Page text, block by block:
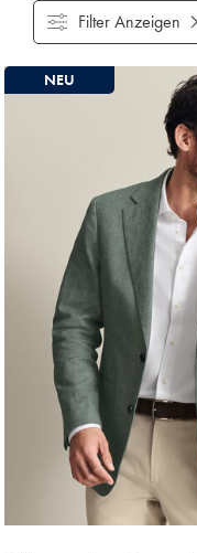
Filter Anzeigen
GefundeneNEU